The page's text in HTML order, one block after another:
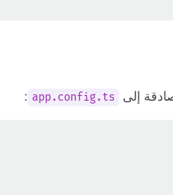
app.config.ts
: